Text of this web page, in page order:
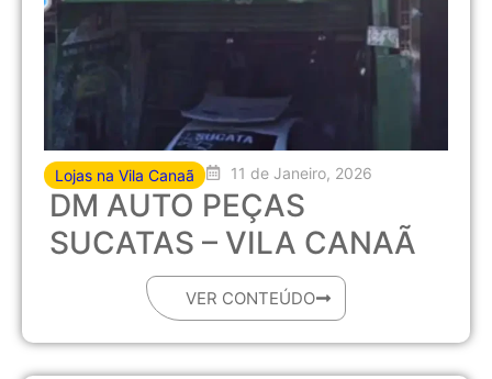
Lojas na Vila Canaã 11 de Janeiro, 2026
DM AUTO PEÇAS
SUCATAS – VILA CANAÃ
VER CONTEÚDO